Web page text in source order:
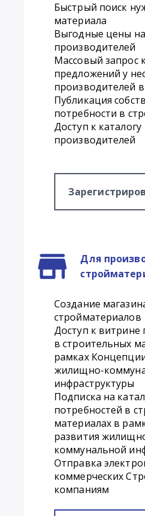
Быстрый поиск
материала
Выгодные цены
производителей
Массовый запрос
предложений у
производителей
Публикация
потребности в
Доступ к каталогу
производителей
Для
Создание
стройматериалов
Доступ к витрине
в строительных
рамках
жилищно-
инфраструктуры
Подписка на
потребностей в
материалах в
развития
коммунальной
Отправка
коммерческих
компаниям